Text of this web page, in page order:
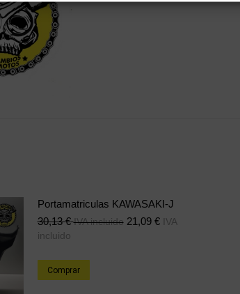
Portamatriculas KAWASAKI-J
30,13€ IVA incluido 21,09 € IVA
incluido
Comprar